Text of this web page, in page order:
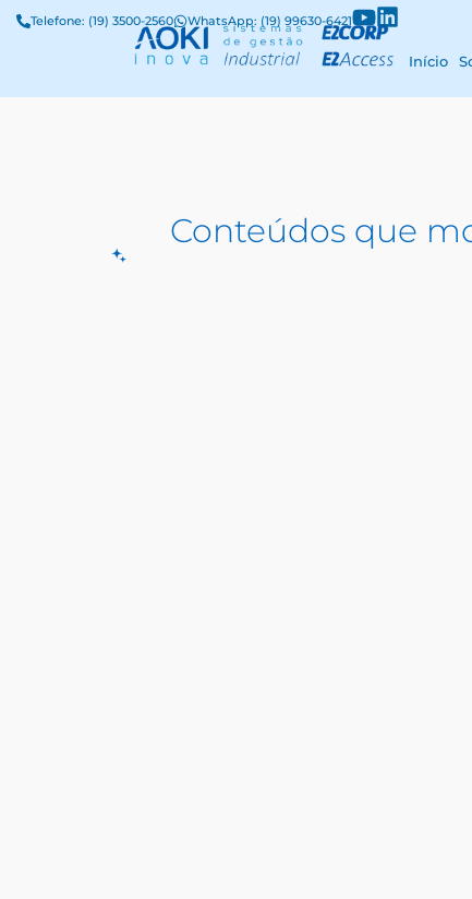
Telefone: (19) 3500-2560 WhatsApp: (19) 99630-6421
Início
Conteúdos que